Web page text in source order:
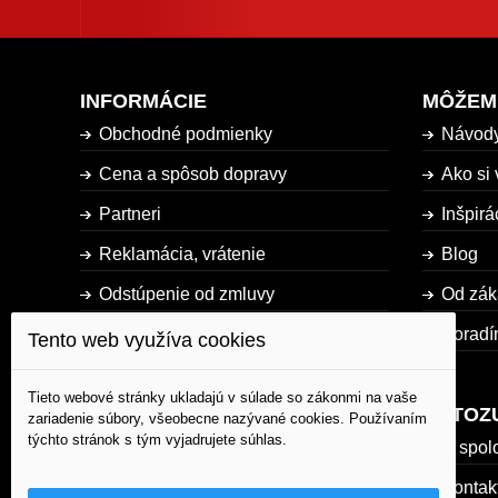
INFORMÁCIE
Obchodné podmienky
Cena a spôsob dopravy
Partneri
Reklamácia, vrátenie
Odstúpenie od zmluvy
Dostupnosť tovaru
Mapa stránky
Ako si
Blog
Od
O
Tento web využíva cookies
Tieto webové stránky ukladajú v súlade so zákonmi na vaše
zariadenie súbory, všeobecne nazývané cookies. Používaním
týchto stránok s tým vyjadrujete súhlas.